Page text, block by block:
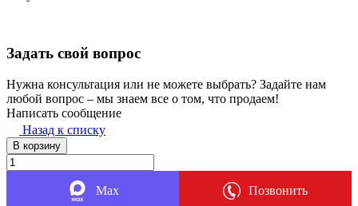
Задать свой вопрос
Нужна консультация или не можете выбрать? Задайте нам
любой вопрос – мы знаем все о том, что продаем!
Написать сообщение
Назад к списку
В корзину
Max Позвонить